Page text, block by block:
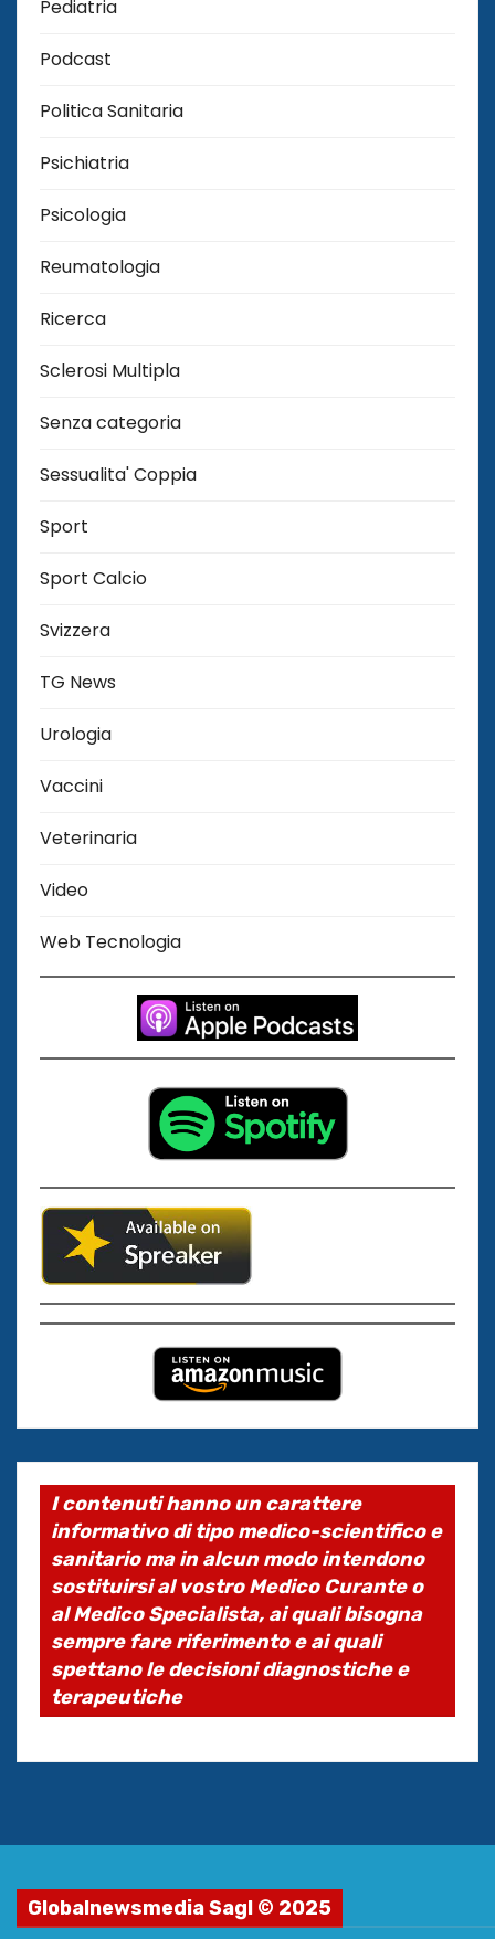
Pediatria
Podcast
Politica Sanitaria
Psichiatria
Psicologia
Reumatologia
Ricerca
Sclerosi Multipla
Senza categoria
Sessualita' Coppia
Sport
Sport Calcio
Svizzera
TG News
Urologia
Vaccini
Veterinaria
Video
Web Tecnologia
I contenuti hanno un carattere
informativo di tipo medico-scientifico e
sanitario ma in alcun modo intendono
sostituirsi al vostro Medico Curante o
al Medico Specialista, ai quali bisogna
sempre fare riferimento e ai quali
spettano le decisioni diagnostiche e
terapeutiche
Globalnewsmedia Sagl © 2025